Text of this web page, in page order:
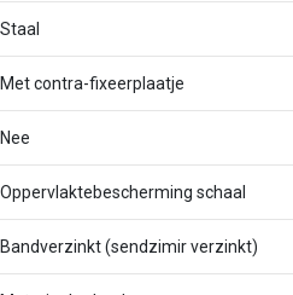
Staal
Met contra-fixeerplaatje
Nee
Oppervlaktebescherming schaal
Bandverzinkt (sendzimir verzinkt)